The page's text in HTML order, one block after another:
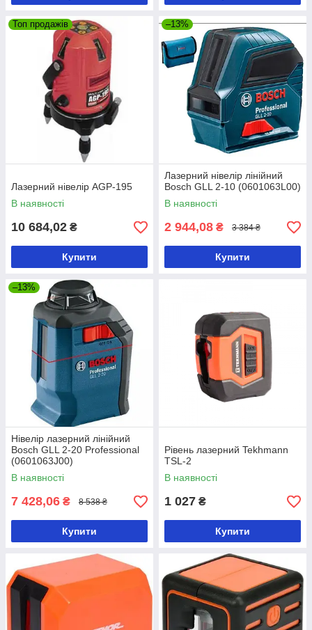
Топ продажів
Лазерний нівелір AGP-195
В наявності
10 684,02 ₴
Купити
–13%
Лазерний нівелір лінійний
Bosch GLL 2-10 (0601063L00)
В наявності
2 944,08 ₴ 3 384 ₴
Купити
–13%
Нівелір лазерний лінійний
Bosch GLL 2-20 Professional
(0601063J00)
В наявності
7 428,06 ₴ 8 538 ₴
Купити
Рівень лазерний Tekhmann
TSL-2
В наявності
1 027 ₴
Купити